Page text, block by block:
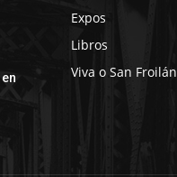
Expos
Libros
Viva o San Froilán